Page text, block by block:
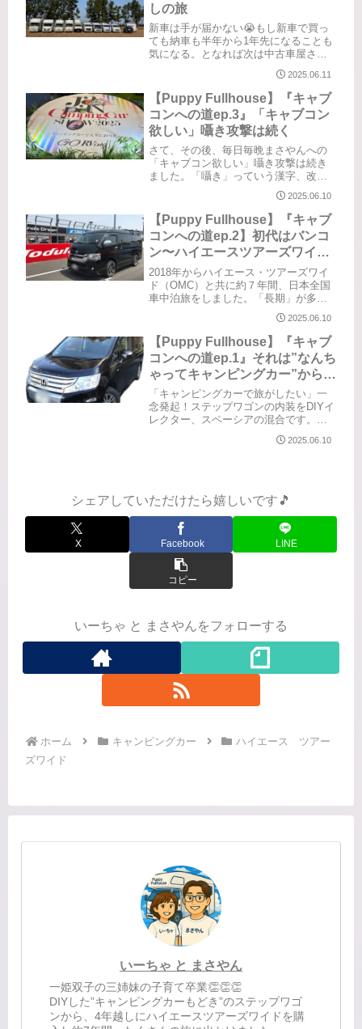
しの旅
新車は手が届かない😭もし新車で買っ
ても納車も半年から1年先になることも
気になる。となれば次は中古車屋さん
巡りも開始です。がしかし、新車も諦
めずにあらゆる可能性に挑みます。新
車だけでなく中古車も探してみる新車
はとても手が届かないと思い知らさ
れ...
2025.06.11
【Puppy Fullhouse】『キャブ
コンへの道ep.3』「キャブコン
欲しい」囁き攻撃は続く
さて、その後、毎日毎晩まさやんへの
「キャブコン欲しい」囁き攻撃は続き
ました。「囁き」っていう漢字、改め
て活字で見るとちょっと不気味です
ね…キャンピングカー乗りのルーティ
ンキャンピングカー乗りって、すでに
乗ってるのに毎年のようにキャンピン
グカ...
2025.06.10
【Puppy Fullhouse】『キャブ
コンへの道ep.2】初代はバンコ
ン〜ハイエースツアーズワイ
ド〜
2018年からハイエース・ツアーズワイ
ド（OMC）と共に約７年間、日本全国
車中泊旅をしました。「長期」が多い
ハードな旅貧乏性の私たちの旅はいつ
もハード😮‍💨観光地という観光地は逃す
まいと事前に計画を練ります。普通？
の人が「遠い」と感じるとこ...
2025.06.10
【Puppy Fullhouse】『キャブ
コンへの道ep.1』それは”なんち
ゃってキャンピングカー”から始
まった！
「キャンピングカーで旅がしたい」一
念発起！ステップワゴンの内装をDIYイ
レクター、スペーシアの混合です。家
に転がっていた残パーツも使ったため
色がバラバラアジャスターは3Dプリン
2025.06.10
シェアしていただけたら嬉しいです🎵
X Facebook LINE
コピー
いーちゃ と まさやんをフォローする
ホーム キャンピングカー
ハイエース ツアー
ズワイド
いーちゃ と まさやん
一姫双子の三姉妹の子育て卒業👏👏👏
DIYした”キャンピングカーもどき”のステップワゴ
ンから、4年越しにハイエースツアーズワイドを購